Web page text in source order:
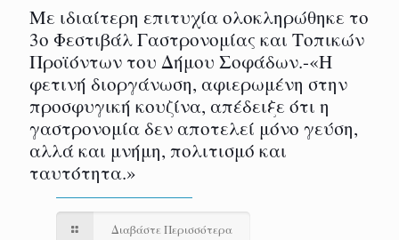
Με ιδιαίτερη επιτυχία ολοκληρώθηκε το
3ο Φεστιβάλ Γαστρονομίας και Τοπικών
Προϊόντων του Δήμου Σοφάδων.-«Η
φετινή διοργάνωση, αφιερωμένη στην
προσφυγική κουζίνα, απέδειξε ότι η
γαστρονομία δεν αποτελεί μόνο γεύση,
αλλά και μνήμη, πολιτισμό και
ταυτότητα.»
Διαβάστε Περισσότερα